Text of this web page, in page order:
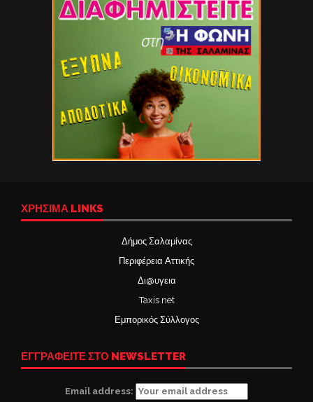
ΧΡΉΣΙΜΑ LINKS
Δήμος Σαλαμίνας
Περιφέρεια Αττικής
Δι@υγεια
Taxis net
Εμπορικός Σύλλογος
ΕΓΓΡΑΦΕΙΤΕ ΣΤΟ NEWSLETTER
Email address: